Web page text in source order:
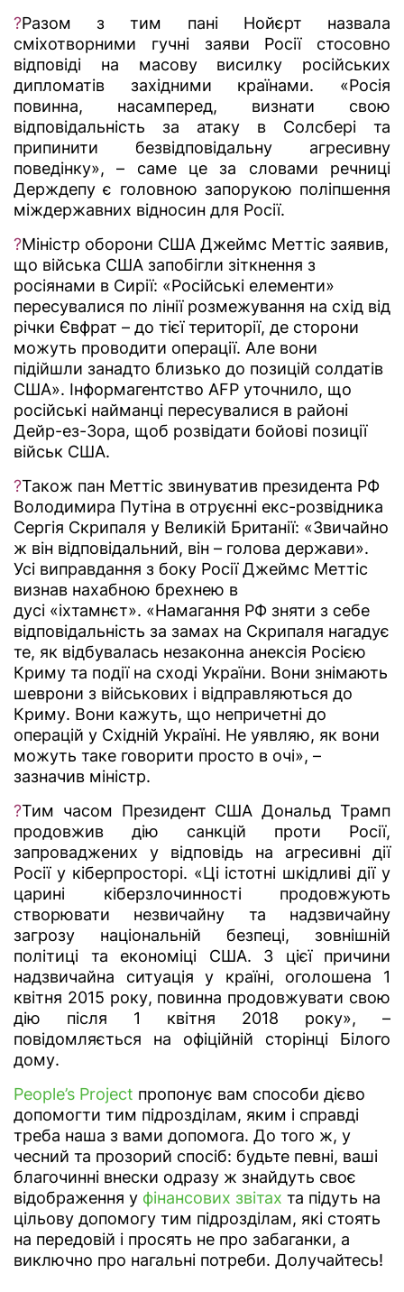
?Разом з тим пані Нойєрт назвала
сміхотворними гучні заяви Росії стосовно
відповіді на масову висилку російських
дипломатів західними країнами. «Росія
повинна, насамперед, визнати свою
відповідальність за атаку в Солсбері та
припинити безвідповідальну агресивну
поведінку», – саме це за словами речниці
Держдепу є головною запорукою поліпшення
міждержавних відносин для Росії.
?Міністр оборони США Джеймс Меттіс заявив,
що війська США запобігли зіткнення з
росіянами в Сирії: «Російські елементи»
пересувалися по лінії розмежування на схід від
річки Євфрат – до тієї території, де сторони
можуть проводити операції. Але вони
підійшли занадто близько до позицій солдатів
США». Інформагентство AFP уточнило, що
російські найманці пересувалися в районі
Дейр-ез-Зора, щоб розвідати бойові позиції
військ США.
?Також пан Меттіс звинуватив президента РФ
Володимира Путіна в отруєнні екс-розвідника
Сергія Скрипаля у Великій Британії: «Звичайно
ж він відповідальний, він – голова держави».
Усі виправдання з боку Росії Джеймс Меттіс
визнав нахабною брехнею в
дусі «іхтамнєт». «Намагання РФ зняти з себе
відповідальність за замах на Скрипаля нагадує
те, як відбувалась незаконна анексія Росією
Криму та події на сході України. Вони знімають
шеврони з військових і відправляються до
Криму. Вони кажуть, що непричетні до
операцій у Східній Україні. Не уявляю, як вони
можуть таке говорити просто в очі», –
зазначив міністр.
?Тим часом Президент США Дональд Трамп
продовжив дію санкцій проти Росії,
запроваджених у відповідь на агресивні дії
Росії у кіберпросторі. «Ці істотні шкідливі дії у
царині кіберзлочинності продовжують
створювати незвичайну та надзвичайну
загрозу національній безпеці, зовнішній
політиці та економіці США. З цієї причини
надзвичайна ситуація у країні, оголошена 1
квітня 2015 року, повинна продовжувати свою
дію після 1 квітня 2018 року», –
повідомляється на офіційній сторінці Білого
дому.
People’s Project пропонує вам способи дієво
допомогти тим підрозділам, яким і справді
треба наша з вами допомога. До того ж, у
чесний та прозорий спосіб: будьте певні, ваші
благочинні внески одразу ж знайдуть своє
відображення у фінансових звітах та підуть на
цільову допомогу тим підрозділам, які стоять
на передовій і просять не про забаганки, а
виключно про нагальні потреби. Долучайтесь!